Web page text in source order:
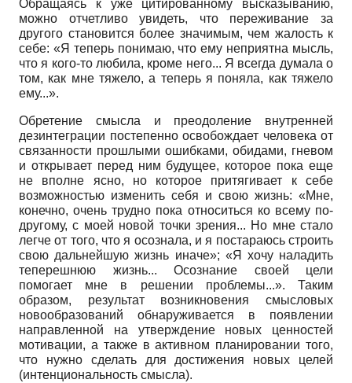
Обращаясь к уже цитированному высказыванию,
можно отчетливо увидеть, что переживание за
другого становится более значимым, чем жалость к
себе: «Я теперь понимаю, что ему неприятна мысль,
что я кого-то любила, кроме него... Я всегда думала о
том, как мне тяжело, а теперь я поняла, как тяжело
ему...».
Обретение смысла и преодоление внутренней
дезинтеграции постепенно освобождает человека от
связанности прошлыми ошибками, обидами, гневом
и открывает перед ним будущее, которое пока еще
не вполне ясно, но которое притягивает к себе
возможностью изменить себя и свою жизнь: «Мне,
конечно, очень трудно пока относиться ко всему по-
другому, с моей новой точки зрения... Но мне стало
легче от того, что я осознала, и я постараюсь строить
свою дальнейшую жизнь иначе»; «Я хочу наладить
теперешнюю жизнь... Осознание своей цели
помогает мне в решении проблемы...». Таким
образом, результат возникновения смысловых
новообразований обнаруживается в появлении
направленной на утверждение новых ценностей
мотивации, а также в активном планировании того,
что нужно сделать для достижения новых целей
(интенцио­нальность смысла).